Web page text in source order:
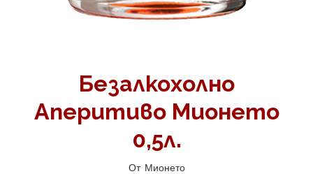
Безалкохолно
Аперитиво Мионето
0,5л.
От Мионето